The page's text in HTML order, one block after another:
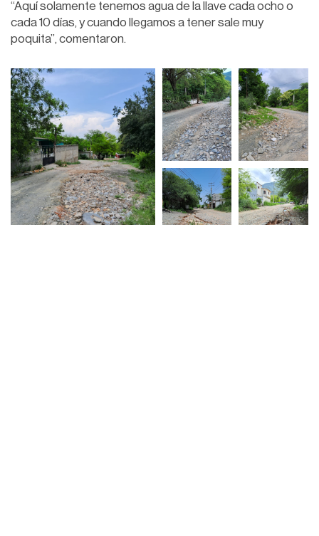
“Aquí solamente tenemos agua de la llave cada ocho o
cada 10 días, y cuando llegamos a tener sale muy
poquita”, comentaron.